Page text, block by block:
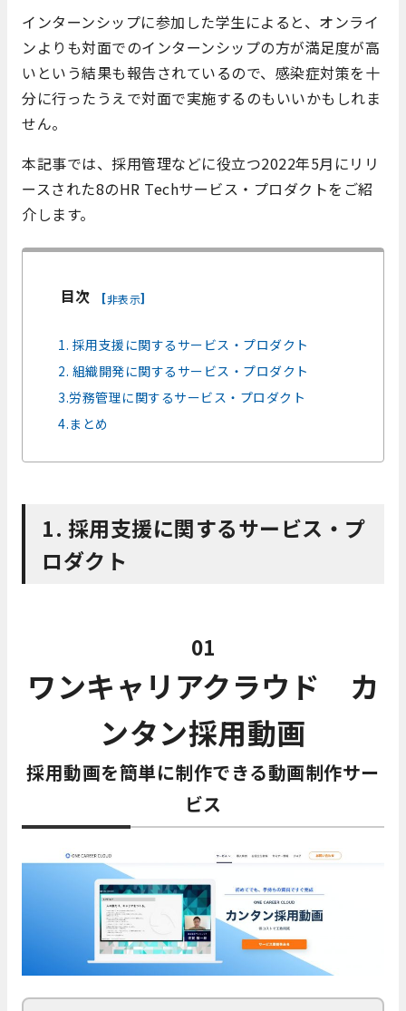
インターンシップに参加した学生によると、オンライ
ンよりも対面でのインターンシップの方が満足度が高
いという結果も報告されているので、感染症対策を十
分に行ったうえで対面で実施するのもいいかもしれま
せん。
本記事では、採用管理などに役立つ2022年5月にリリ
ースされた8のHR Techサービス・プロダクトをご紹
介します。
目次 [非表示]
1. 採用支援に関するサービス・プロダクト
2. 組織開発に関するサービス・プロダクト
3.労務管理に関するサービス・プロダクト
4.まとめ
1. 採用支援に関するサービス・プ
ロダクト
01
ワンキャリアクラウド カ
ンタン採用動画
採用動画を簡単に制作できる動画制作サー
ビス